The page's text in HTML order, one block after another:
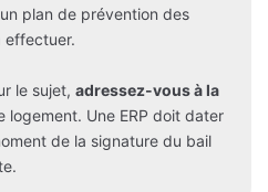
plan de prévention des
effectuer.
le sujet, adressez-vous à la
logement. Une ERP doit dater
de la signature du bail